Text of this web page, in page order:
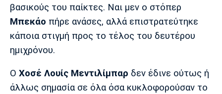
βασικούς του παίκτες. Ναι μεν ο στόπερ
Μπεκάο πήρε ανάσες, αλλά επιστρατεύτηκε
κάποια στιγμή προς το τέλος του δευτέρου
ημιχρόνου.
Ο Χοσέ Λουίς Μεντιλίμπαρ δεν έδινε ούτως ή
άλλως σημασία σε όλα όσα κυκλοφορούσαν το